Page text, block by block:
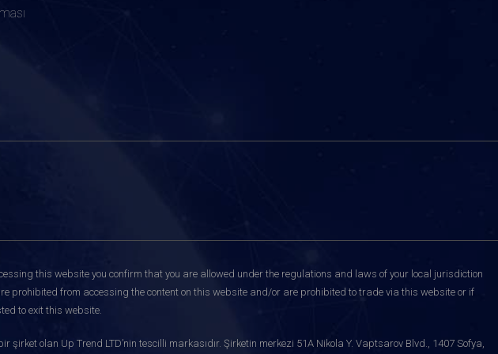
this website you confirm that you are allowed under the regulations and laws of your local jurisdiction
prohibited from accessing the content on this website and/or are prohibited to trade via this website or if
to exit this website.
şirket olan Up Trend LTD’nin tescilli markasıdır. Şirketin merkezi 51A Nikola Y. Vaptsarov Blvd., 1407 Sofya,